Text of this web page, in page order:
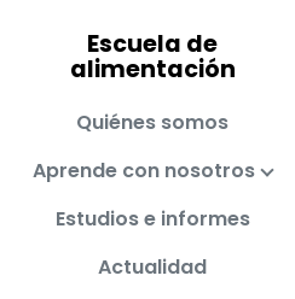
Escuela de
alimentación
Quiénes somos
Aprende con nosotros
Estudios e informes
Actualidad